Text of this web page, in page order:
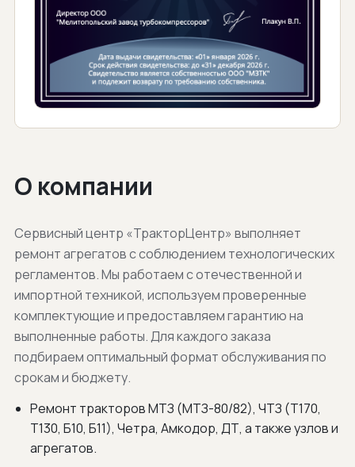
О компании
Сервисный центр «ТракторЦентр» выполняет
ремонт агрегатов с соблюдением технологических
регламентов. Мы работаем с отечественной и
импортной техникой, используем проверенные
комплектующие и предоставляем гарантию на
выполненные работы. Для каждого заказа
подбираем оптимальный формат обслуживания по
срокам и бюджету.
Ремонт тракторов МТЗ (МТЗ-80/82), ЧТЗ (Т170,
Т130, Б10, Б11), Четра, Амкодор, ДТ, а также узлов и
агрегатов.